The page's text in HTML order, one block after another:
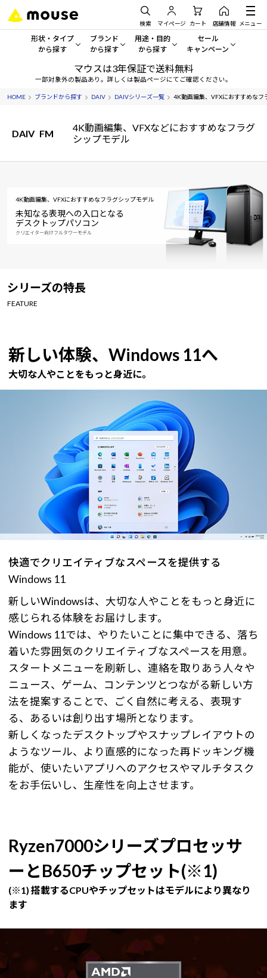
検索 マイページ カート 店舗情報 メニュー
形状・タイプ
から探す
形状・タイプから探す をすべてみる
デスクトップPC
ノートPC
ワークステーション
ブランド
から探す
mouse
G TUNE
NEXTGEAR
iiyama
Copilot+ PC
用途・目的
から探す
一般向けパソコン
ゲーミングPC・ゲーム向けパソコン
クリエイティブ向け
学習向けパソコン
スペック/パーツ別
AIおすすめパソコン
セール
キャンペーン
セール・キャンペー
期間限定セール
今イチオシのパソコンをピ
Windows 11| Copilot+ PC
マウスは3年保証で送料無料
一部対象外の製品あり。詳しくは製品ページにてご確認ください。
HOME ブランドから探す DAIV DAIVシリーズ一覧 4K動画編集、VFXにおすすめな
DAIV FM
4K動画編集、VFXなどにおすすめなフラグ
シップモデル
4K動画編集、VFXにおすすめなフラグシップモデル
未知なる表現への入口となる
デスクトップパソコン
クリエイター向けフルタワーモデル
シリーズの特長
FEATURE
新しい体験、Windows 11へ
大切な人やことをもっと身近に。
快適でクリエイティブなスペースを提供する
Windows 11
新しいWindowsは、大切な人やことをもっと身近に
感じられる体験をお届けします。
Windows 11では、やりたいことに集中できる、落ち
着いた雰囲気のクリエイティブなスペースを用意。
スタートメニューを刷新し、連絡を取りあう人々や
ニュース、ゲーム、コンテンツとつながる新しい方
法を提案することで、ごく自然に考える、表現す
る、あるいは創り出す場所となります。
新しくなったデスクトップやスナップレイアウトの
ようなツール、より直感的になった再ドッキング機
能が、使いたいアプリへのアクセスやマルチタスク
をお手伝いし、生産性を向上させます。
Ryzen7000シリーズプロセッサ
ーとB650チップセット(※1)
(※1) 搭載するCPUやチップセットはモデルにより異なり
ます